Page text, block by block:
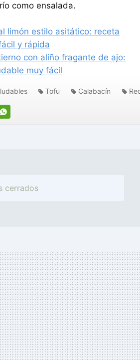
como ensalada.
limón estilo asitático: receta
y rápida
con aliño fragante de ajo:
muy fácil
Tofu Calabacín
cerrados